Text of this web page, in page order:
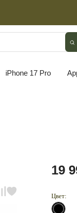
iPhone 17 Pro
19
Цвет: